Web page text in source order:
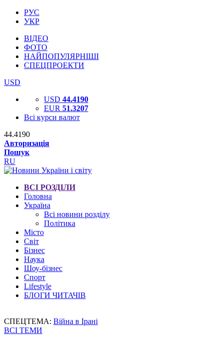
РУС
УКР
ВІДЕО
ФОТО
НАЙПОПУЛЯРНІШІ
СПЕЦПРОЕКТИ
USD
USD 44.4190
EUR 51.3207
Всі курси валют
44.4190
Авторизація
Пошук
RU
ВСІ РОЗДІЛИ
Головна
Україна
Всі новини розділу
Політика
Місто
Світ
Бізнес
Наука
Шоу-бізнес
Спорт
Lifestyle
БЛОГИ ЧИТАЧІВ
СПЕЦТЕМА: Війна в Ірані
ВСІ ТЕМИ